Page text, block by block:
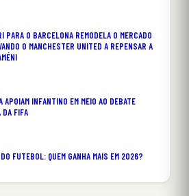
PARA O BARCELONA REMODELA O MERCADO
O MANCHESTER UNITED A REPENSAR A
APOIAM INFANTINO EM MEIO AO DEBATE
DA FIFA
FUTEBOL: QUEM GANHA MAIS EM 2026?